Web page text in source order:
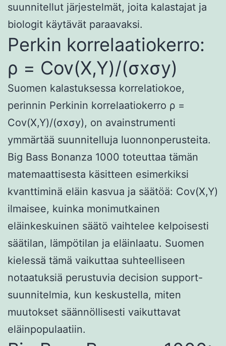
suunnitellut järjestelmät, joita kalastajat ja
biologit käytävät paraavaksi.
Perkin korrelaatiokerro:
ρ = Cov(X,Y)/(σxσy)
Suomen kalastuksessa korrelatiokoe,
perinnin Perkinin korrelaatiokerro ρ =
Cov(X,Y)/(σxσy), on avainstrumenti
ymmärtää suunnitelluja luonnonperusteita.
Big Bass Bonanza 1000 toteuttaa tämän
matemaattisesta käsitteen esimerkiksi
kvanttiminä eläin kasvua ja säätöä: Cov(X,Y)
ilmaisee, kuinka monimutkainen
eläinkeskuinen säätö vaihtelee kelpoisesti
säätilan, lämpötilan ja eläinlaatu. Suomen
kielessä tämä vaikuttaa suhteelliseen
notaatuksiä perustuvia decision support-
suunnitelmia, kun keskustella, miten
muutokset säännöllisesti vaikuttavat
eläinpopulaatiin.